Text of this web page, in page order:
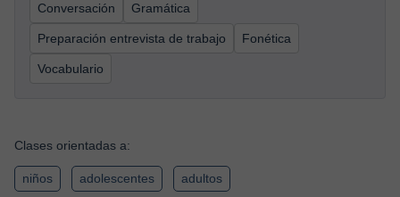
Conversación Gramática
Preparación entrevista de trabajo Fonética
Vocabulario
Clases orientadas a:
niños adolescentes adultos